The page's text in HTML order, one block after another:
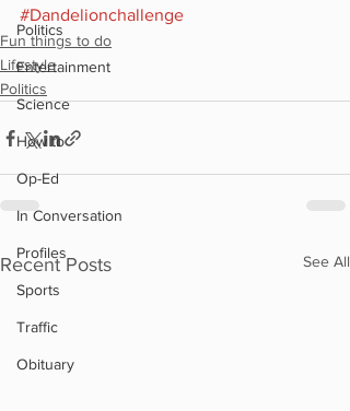
Politics
Entertainment
Science
How to
Op-Ed
In Conversation
Profiles
Sports
Traffic
Obituary
#Dandelionchallenge
Fun things to do
Lifestyle
Politics
Recent Posts See All